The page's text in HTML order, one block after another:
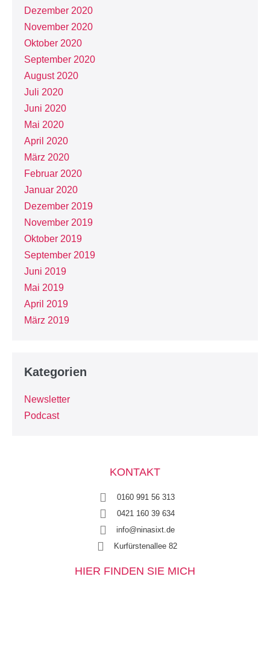
Dezember 2020
November 2020
Oktober 2020
September 2020
August 2020
Juli 2020
Juni 2020
Mai 2020
April 2020
März 2020
Februar 2020
Januar 2020
Dezember 2019
November 2019
Oktober 2019
September 2019
Juni 2019
Mai 2019
April 2019
März 2019
Kategorien
Newsletter
Podcast
KONTAKT
0160 991 56 313
0421 160 39 634
info@ninasixt.de
Kurfürstenallee 82
HIER FINDEN SIE MICH